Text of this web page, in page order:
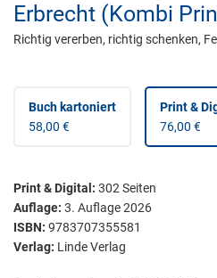
Erbrecht (Kombi
Richtig vererben, richtig schenken,
Buch kartoniert
58,00 €
Print &
76,00 €
Print & Digital : 302 Seiten
Auflage: 3. Auflage 2026
ISBN: 9783707355581
Verlag: Linde Verlag